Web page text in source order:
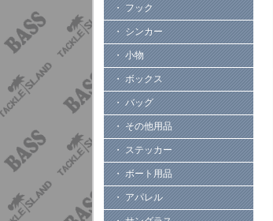
・ フック
・ シンカー
・ 小物
・ ボックス
・ バッグ
・ その他用品
・ ステッカー
・ ボート用品
・ アパレル